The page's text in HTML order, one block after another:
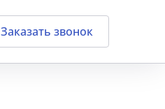
Заказать звонок